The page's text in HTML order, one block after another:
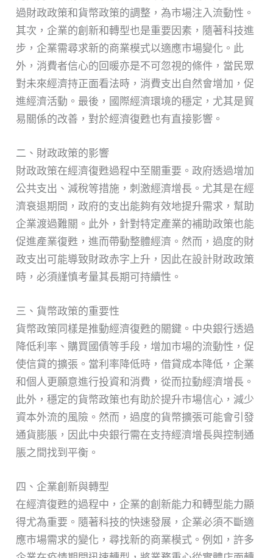
過財政政策和貨幣政策的調整，為市場注入流動性。
其次，企業的創新和轉型也是重要因素，隨著科技進
步，企業需尋求新的商業模式以適應市場變化。此
外，消費者信心的回暖亦是不可忽視的條件，當民眾
對未來經濟持正面看法時，消費支出自然會增加，促
進經濟活動。最後，國際經濟環境的穩定，尤其是貿
易關係的改善，對於經濟復甦也有直接影響。
二、財政政策的影響
財政政策在經濟復甦過程中至關重要。政府透過增加
公共支出、減稅等措施，刺激經濟增長。尤其是在經
濟衰退期間，政府的支出能夠有效地提升需求，幫助
企業渡過難關。此外，針對特定產業的補助政策也能
促進產業復甦，進而帶動整體經濟。然而，過度的財
政支出可能導致財政赤字上升，因此在設計財政政策
時，必須謹慎考量其長期可持續性。
三、貨幣政策的重要性
貨幣政策同樣是推動經濟復甦的關鍵。中央銀行透過
降低利率、購買國債等手段，增加市場的流動性，促
使信貸的擴張。當利率降低時，借貸成本降低，企業
和個人更願意進行投資和消費，從而拉動經濟增長。
此外，穩定的貨幣政策也有助於提升市場信心，減少
資本外流的風險。然而，過度的貨幣擴張可能會引發
通貨膨脹，因此中央銀行需在支持經濟增長與控制通
脹之間找到平衡。
四、企業創新與轉型
在經濟復甦的過程中，企業的創新能力和轉型能力顯
得尤為重要。隨著科技的快速發展，企業必須不斷適
應市場需求的變化，尋找新的商業模式。例如，許多